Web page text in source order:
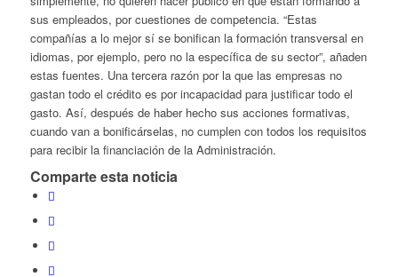
sus empleados, por cuestiones de competencia. “Estas
compañías a lo mejor sí se bonifican la formación transversal en
idiomas, por ejemplo, pero no la específica de su sector”, añaden
estas fuentes. Una tercera razón por la que las empresas no
gastan todo el crédito es por incapacidad para justificar todo el
gasto. Así, después de haber hecho sus acciones formativas,
cuando van a bonificárselas, no cumplen con todos los requisitos
para recibir la financiación de la Administración.
Comparte esta noticia